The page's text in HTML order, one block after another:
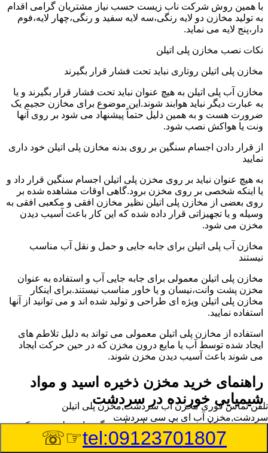
با همین روش شرکت ناب زیست حسب نیاز مشتریان گرامی اقدام
به تولید مخازن دو لایه رنگی،سه لایه سفید و رنگی،چهار لایه،فوم
دار،پنج لایه می نماید.
نکات نصب مخازن پلی اتیلن
مخازن پلی اتیلن روتاری نباید تحت فشار قرار بگیرند
مخازن آب پلی اتیلن به هیچ عنوان نباید تحت فشار قرار بگیرند و یا
به عبارت دیگر نباید هوابند شوند.این موضوع برای مخازن حجیم یک
ضرورت هست و به همین دلیل حتماً پیشنهاد می شود بر روی آنها
ونت یا هواکش نصب شود.
از قرار دادن اجسام سنگین بر روی بدنه مخازن پلی اتیلن خود داری
نمایید
به هیچ عنوان نباید بر روی مخزن پلی اتیلن اجسام سنگین قرار داد و
یا اینکه شخصی بر روی مخزن برود.گاهی اوقات مشاهده شده بر
روی بعضی از مخازن پلی اتیلن نظیر مخازن افقی و مکعبی افقی به
وسیله و یا تجهیزاتی قرار داده شده که این کار باعث آسیب دیدن
مخزن می شود.
مخازن آب پلی اتیلن برای جابه جایی و حمل و نقل آب مناسب
نیستند
مخازن پلی اتیلن معمولی برای جابه جایی آب و استفاده به عنوان
مخزن پشت وانت،نیسان و یا خاور مناسب نیستند.برای اینکار
مخازن پلی اتیلن ویژه ای طراحی و تولید شده اند و می توانید از آنها
استفاده نمایید.
استفاده از مخازن پلی اتیلن معمولی می تواند به دلیل تلاطم های
ایجاد شده توسط آب یا مایع درون مخزن که در حین حرکت ایجاد
می شوند باعث آسیب دیدن مخزن شوند.
راهنمای خرید مخزن ذخیره اسید و مواد
شیمیایی خورنده در سردشت
مخزن ذخیره اسید و مواد شیمیایی باید به گونه ای تولید شوند که
بتوانند در برابر چگالی نسبتا بالا و خورندگی انواع اسیدها مقاومت
کافی داشته باشند.به همین دلیل نمی توان در هر مخزنی اسید و مواد
تلفن تماس فوریمخزن آب سردشت,مخزن پلی اتیلن
سردشت,مخزن آب ای بی سی سردشت
tel:09123701807
☞☏